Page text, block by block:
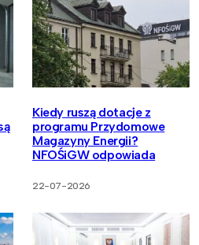
Kiedy ruszą dotacje z
programu Przydomowe
Magazyny Energii?
NFOŚiGW odpowiada
22-07-2026